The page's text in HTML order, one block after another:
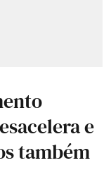
e
também